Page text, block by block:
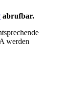
abrufbar.
werden